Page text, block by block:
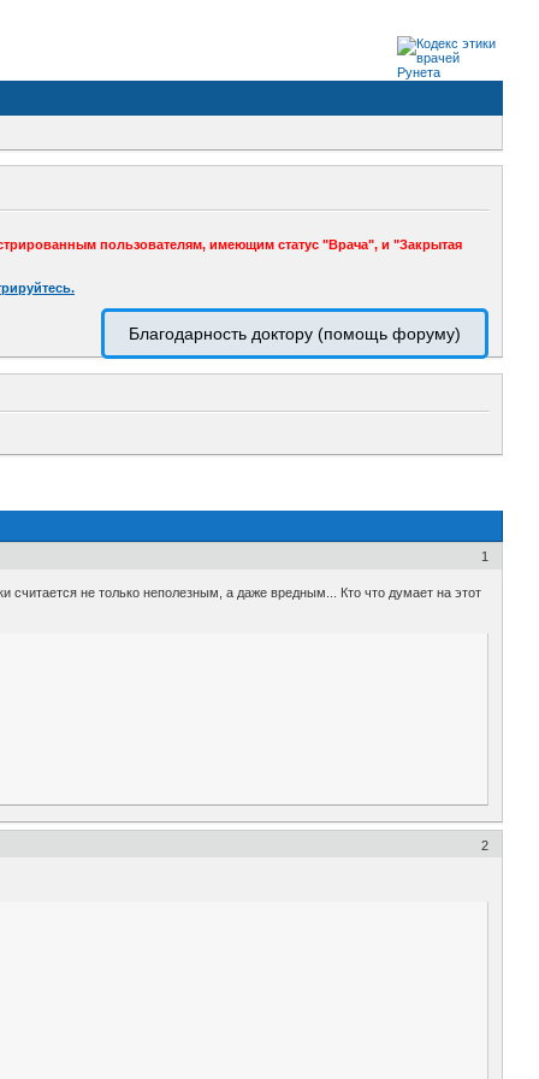
пользователям, имеющим статус "Врача", и "Закрытая
Благодарность доктору (помощь форуму)
1
не только неполезным, а даже вредным... Кто что думает на этот
2